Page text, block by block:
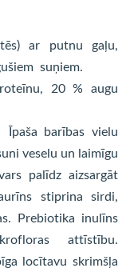
ar putnu gaļu,
suņiem.
20 % augu
barības vielu
veselu un laimīgu
palīdz aizsargāt
stiprina sirdi,
Prebiotika inulīns
attīstību.
locītavu skrimšļa